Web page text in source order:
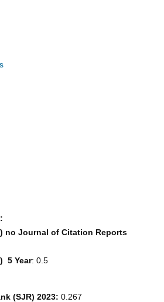
no Journal of Citation Reports
5 Year: 0.5
(SJR) 2023: 0.267